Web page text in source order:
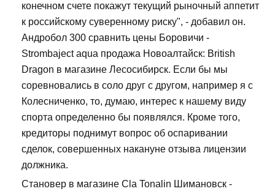
конечном счете покажут текущий рыночный аппетит
к российскому суверенному риску", - добавил он.
Андробол 300 сравнить цены Боровичи -
Strombaject aqua продажа Новоалтайск: British
Dragon в магазине Лесосибирск. Если бы мы
соревновались в соло друг с другом, например я с
Колесниченко, то, думаю, интерес к нашему виду
спорта определенно бы появлялся. Кроме того,
кредиторы поднимут вопрос об оспаривании
сделок, совершенных накануне отзыва лицензии
должника.
Становер в магазине Cla Tonalin Шимановск -